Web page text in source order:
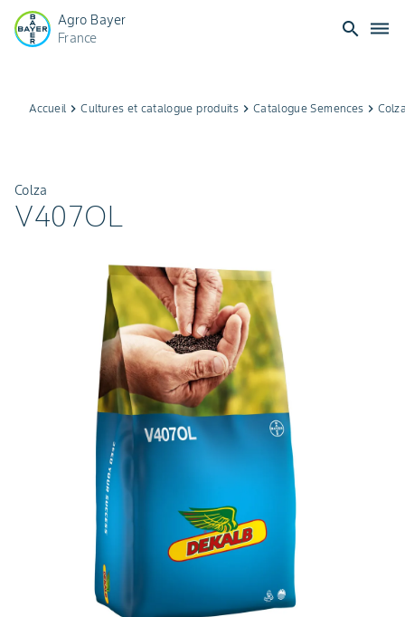
Agro Bayer
France
search dehaze
Accueil keyboard_arrow_rightCultures et catalogue produitskeyboard_arrow_right Catalogue Semences keyboard_arrow_right
Colza
V407OL